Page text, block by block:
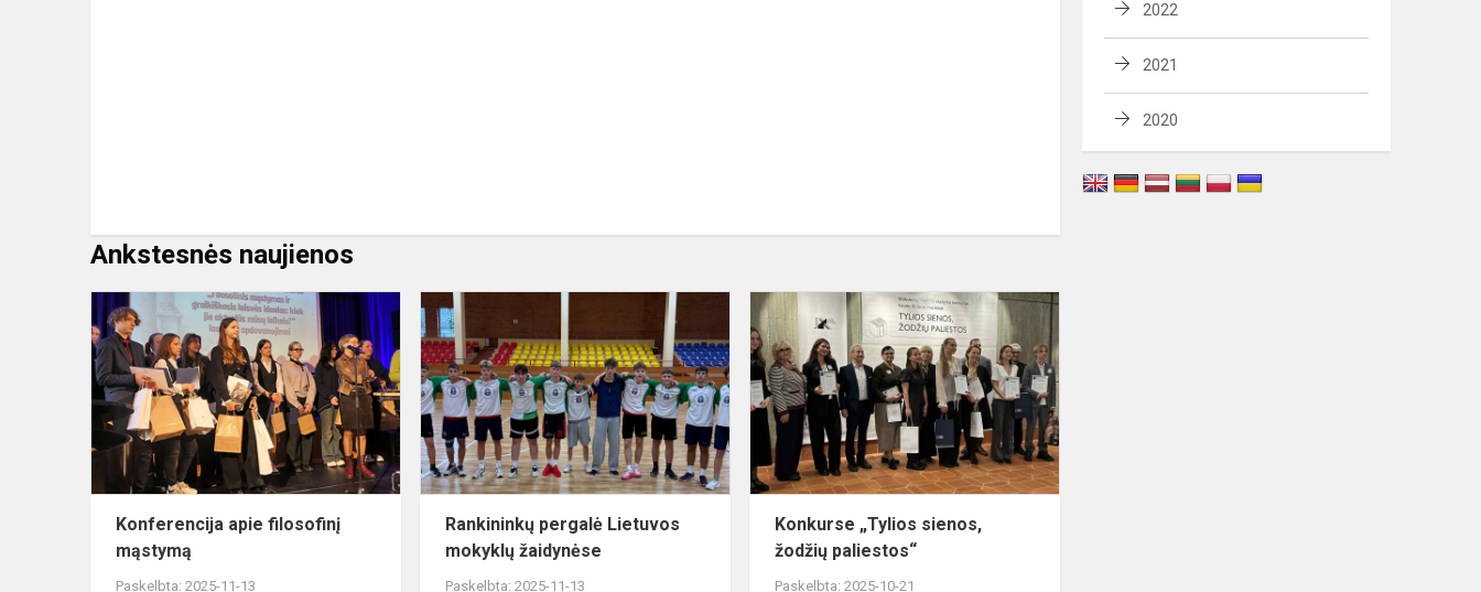
Ankstesnės naujienos
Konferencija
apie
filosofinį
mąstymą
Konferencija apie filosofinį
mąstymą
Paskelbta: 2025-11-13
Rankininkų
pergalė Lietuvos
mokyklų
žaidynėse
Rankininkų pergalė Lietuvos
mokyklų žaidynėse
Paskelbta: 2025-11-13
Konkurse
sienos,
žodžių
paliestos“
Konkurse „Tylios sienos,
žodžių paliestos“
Paskelbta: 2025-10-21
2022
2021
2020